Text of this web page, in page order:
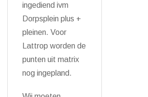
ingediend ivm
Dorpsplein plus +
pleinen. Voor
Lattrop worden de
punten uit matrix
nog ingepland.